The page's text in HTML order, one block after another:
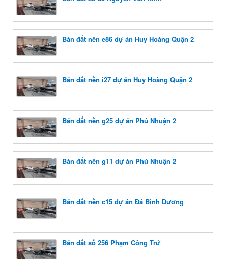
Bán đất nền e86 dự án Huy Hoàng Quận 2
Bán đất nền i27 dự án Huy Hoàng Quận 2
Bán đất nền g25 dự án Phú Nhuận 2
Bán đất nền g11 dự án Phú Nhuận 2
Bán đất nền c15 dự án Đá Bình Dương
Bán đất số 256 Phạm Công Trứ